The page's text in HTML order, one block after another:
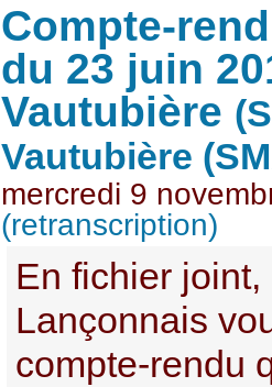
Compte-
du 23 juin
Vautubière
Vautubière
mercredi 9
(retranscription)
En fichier joint,
Lançonnais
compte-rendu